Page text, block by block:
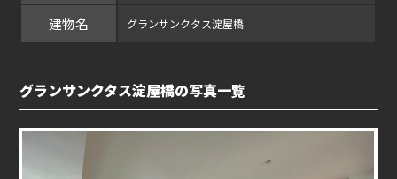
建物名 グランサンクタス淀屋橋
グランサンクタス淀屋橋の写真一覧